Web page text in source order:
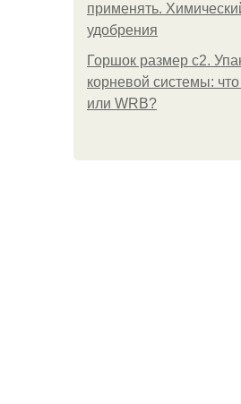
применять.
удобрения
Горшок размер с2.
корневой системы:
или WRB?